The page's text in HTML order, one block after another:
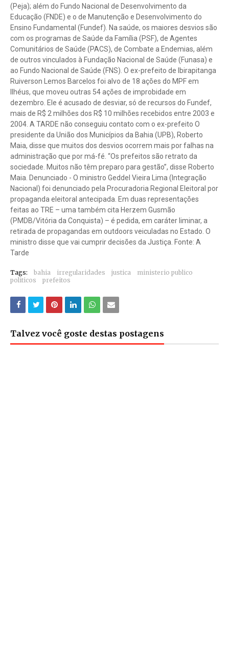
(Peja); além do Fundo Nacional de Desenvolvimento da
Educação (FNDE) e o de Manutenção e Desenvolvimento do
Ensino Fundamental (Fundef). Na saúde, os maiores desvios são
com os programas de Saúde da Família (PSF), de Agentes
Comunitários de Saúde (PACS), de Combate a Endemias, além
de outros vinculados à Fundação Nacional de Saúde (Funasa) e
ao Fundo Nacional de Saúde (FNS). O ex-prefeito de Ibirapitanga
Ruiverson Lemos Barcelos foi alvo de 18 ações do MPF em
Ilhéus, que moveu outras 54 ações de improbidade em
dezembro. Ele é acusado de desviar, só de recursos do Fundef,
mais de R$ 2 milhões dos R$ 10 milhões recebidos entre 2003 e
2004. A TARDE não conseguiu contato com o ex-prefeito O
presidente da União dos Municípios da Bahia (UPB), Roberto
Maia, disse que muitos dos desvios ocorrem mais por falhas na
administração que por má-fé. “Os prefeitos são retrato da
sociedade. Muitos não têm preparo para gestão”, disse Roberto
Maia. Denunciado - O ministro Geddel Vieira Lima (Integração
Nacional) foi denunciado pela Procuradoria Regional Eleitoral por
propaganda eleitoral antecipada. Em duas representações
feitas ao TRE – uma também cita Herzem Gusmão
(PMDB/Vitória da Conquista) – é pedida, em caráter liminar, a
retirada de propagandas em outdoors veiculadas no Estado. O
ministro disse que vai cumprir decisões da Justiça. Fonte: A
Tarde
Tags: bahia irregularidades justica
ministerio publico
politicos
prefeitos
Talvez você goste destas postagens